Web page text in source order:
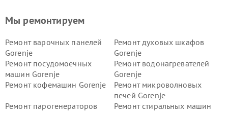
Мы ремонтируем
Ремонт варочных панелей
Gorenje
Ремонт духовых шкафов
Gorenje
Ремонт посудомоечных
машин Gorenje
Ремонт водонагревателей
Gorenje
Ремонт кофемашин Gorenje
Ремонт микроволновых
печей Gorenje
Ремонт парогенераторов
Ремонт стиральных машин